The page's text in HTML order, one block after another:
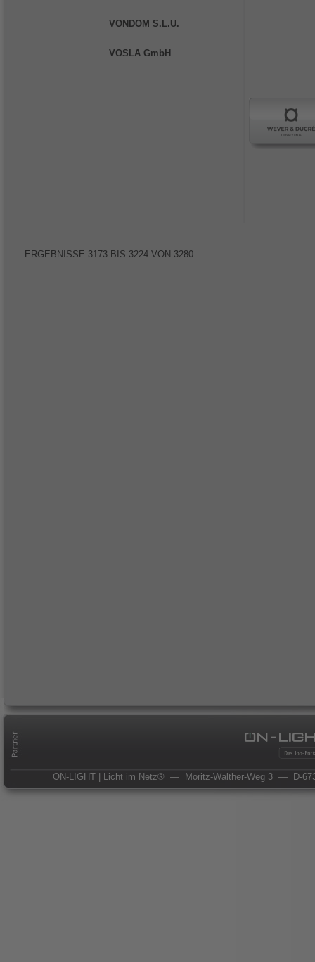
VONDOM S.L.U.
VOSLA GmbH
ERGEBNISSE 3173 BIS 3224 VON 3280
ON-LIGHT | Licht im Netz® — Moritz-Walther-Weg 3 — D-